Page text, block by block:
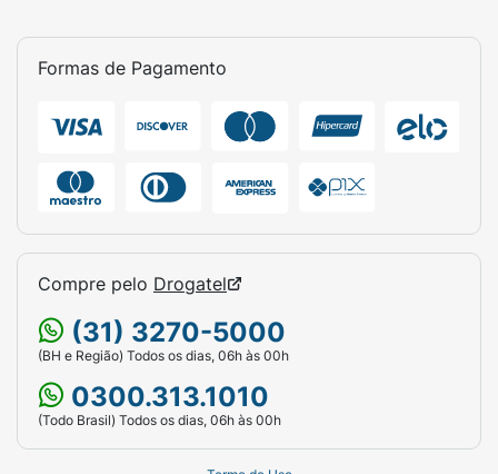
Formas de Pagamento
Compre pelo Drogatel
(31) 3270-5000
(BH e Região) Todos os dias, 06h às 00h
0300.313.1010
(Todo Brasil) Todos os dias, 06h às 00h